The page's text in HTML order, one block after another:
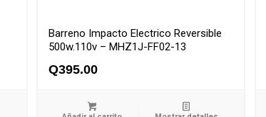
Barreno Impacto Electrico Reversible
500w.110v – MHZ1J-FF02-13
Q395.00